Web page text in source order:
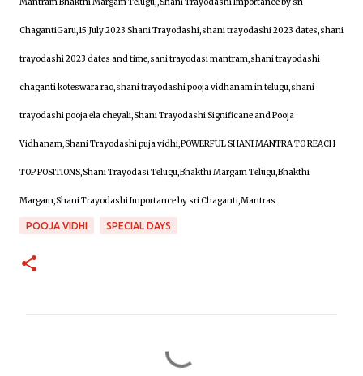
ChagantiGaru,15 July 2023 Shani Trayodashi,shani trayodashi 2023 dates,shani
trayodashi 2023 dates and time,sani trayodasi mantram,shani trayodashi
chaganti koteswara rao,shani trayodashi pooja vidhanam in telugu,shani
trayodashi pooja ela cheyali,Shani Trayodashi Significane and Pooja
Vidhanam,Shani Trayodashi puja vidhi,POWERFUL SHANI MANTRA TO REACH
TOP POSITIONS,Shani Trayodasi Telugu,Bhakthi Margam Telugu,Bhakthi
Margam,Shani Trayodashi Importance by sri Chaganti,Mantras
POOJA VIDHI SPECIAL DAYS